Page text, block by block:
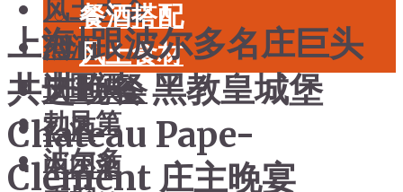
风土大会
烈酒
中国酒
勃艮第
波尔多
餐酒搭配
风土食材
风土大会
烈酒
中国酒
上海|跟波尔多名庄巨头
共进晚餐 黑教皇城堡
Chateau Pape-
Clement 庄主晚宴